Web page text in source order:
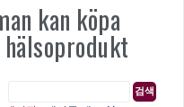
kan köpa